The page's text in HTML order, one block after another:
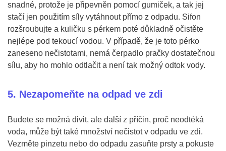
snadné, protože je připevněn pomocí gumiček, a tak jej
stačí jen použitím síly vytáhnout přímo z odpadu. Sifon
rozšroubujte a kuličku s pérkem poté důkladně očistěte
nejlépe pod tekoucí vodou. V případě, že je toto pérko
zaneseno nečistotami, nemá čerpadlo pračky dostatečnou
sílu, aby ho mohlo odtlačit a není tak možný odtok vody.
5. Nezapomeňte na odpad ve zdi
Budete se možná divit, ale další z příčin, proč neodtéká
voda, může být také množství nečistot v odpadu ve zdi.
Vezměte pinzetu nebo do odpadu zasuňte prsty a pokuste